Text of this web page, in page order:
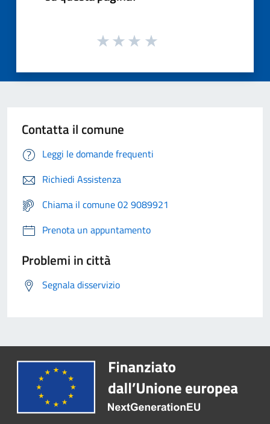
Contatta il comune
Leggi le domande frequenti
Richiedi Assistenza
Chiama il comune 02 9089921
Prenota un appuntamento
Problemi in città
Segnala disservizio